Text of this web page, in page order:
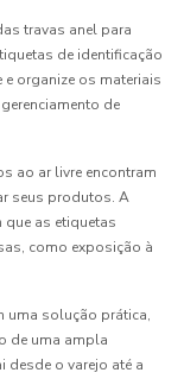
travas anel para
de identificação
organize os materiais
de
ao ar livre encontram
seus produtos. A
as etiquetas
como exposição à
uma solução prática,
de uma ampla
desde o varejo até a